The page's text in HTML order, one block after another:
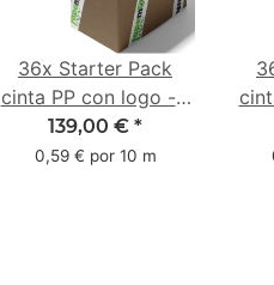
36x Starter Pack
cinta PP con logo - 1
color - 48 mm x 66 m
139,00 € *
0,59 € por 10 m
m